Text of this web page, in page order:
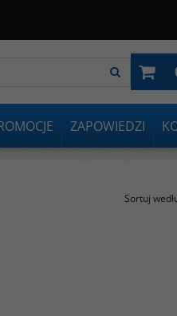
ZAPOWIEDZI
Sortuj